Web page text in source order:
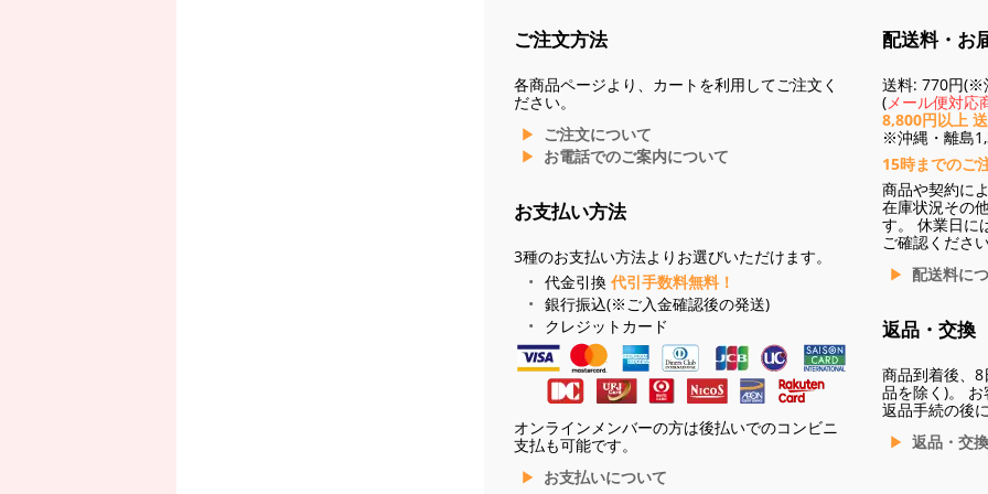
ご注文方法
各商品ページより、カートを利用してご注文く
ださい。
ご注文について
お電話でのご案内について
お支払い方法
3種のお支払い方法よりお選びいただけます。
代金引換 代引手数料無料！
銀行振込(※ご入金確認後の発送)
クレジットカード
オンラインメンバーの方は後払いでのコンビニ
支払も可能です。
お支払いについて
配送料・お
送料: 770円(※
(メール便対応
8,800円以上
※沖縄・離島
15時までのご
商品や契約に
在庫状況その
す。 休業日に
ご確認くださ
配送料に
返品・交換
商品到着後、
品を除く)。
返品手続の後
返品・交